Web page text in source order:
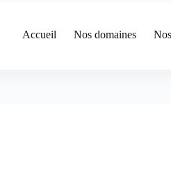
Accueil Nos domaines